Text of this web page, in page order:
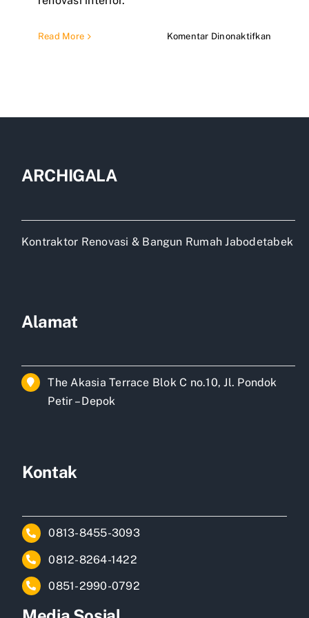
Read More Komentar Dinonaktifkan
ARCHIGALA
Kontraktor Renovasi & Bangun Rumah Jabodetabek
Alamat
The Akasia Terrace Blok C no.10, Jl. Pondok
Petir – Depok
Kontak
0813-8455-3093
0812-8264-1422
0851-2990-0792